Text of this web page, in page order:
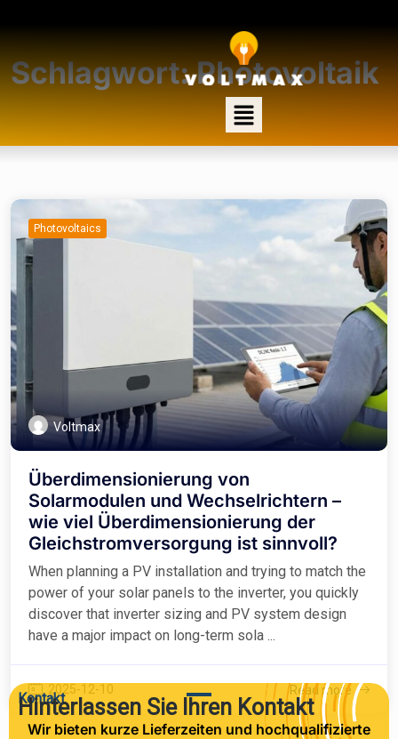
Schlagwort:Photovoltaik
Photovoltaics
Voltmax
Überdimensionierung von
Solarmodulen und Wechselrichtern –
wie viel Überdimensionierung der
Gleichstromversorgung ist sinnvoll?
When planning a PV installation and trying to match the
power of your solar panels to the inverter, you quickly
discover that inverter sizing and PV system design
have a major impact on long-term sola ...
2025-12-10 Read more
Kontakt
Hinterlassen Sie Ihren Kontakt
Wir bieten kurze Lieferzeiten und hochqualifizierte